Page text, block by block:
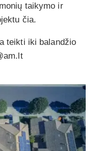
taikymo ir
čia.
teikti iki balandžio